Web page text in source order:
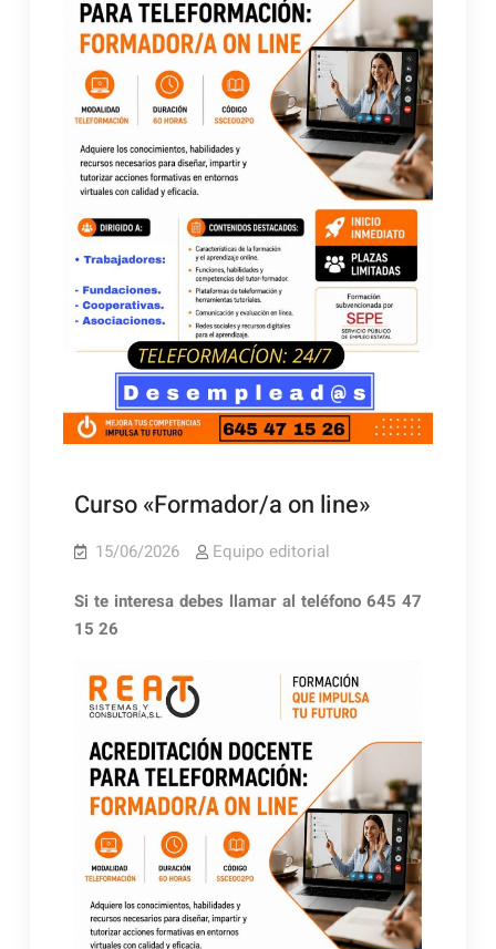
Curso «Formador/a on line»
15/06/2026 Equipo editorial
Si te interesa debes llamar al teléfono 645 47
15 26